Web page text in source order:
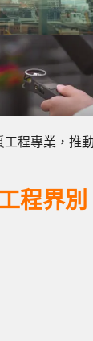
程專業，推
程界別